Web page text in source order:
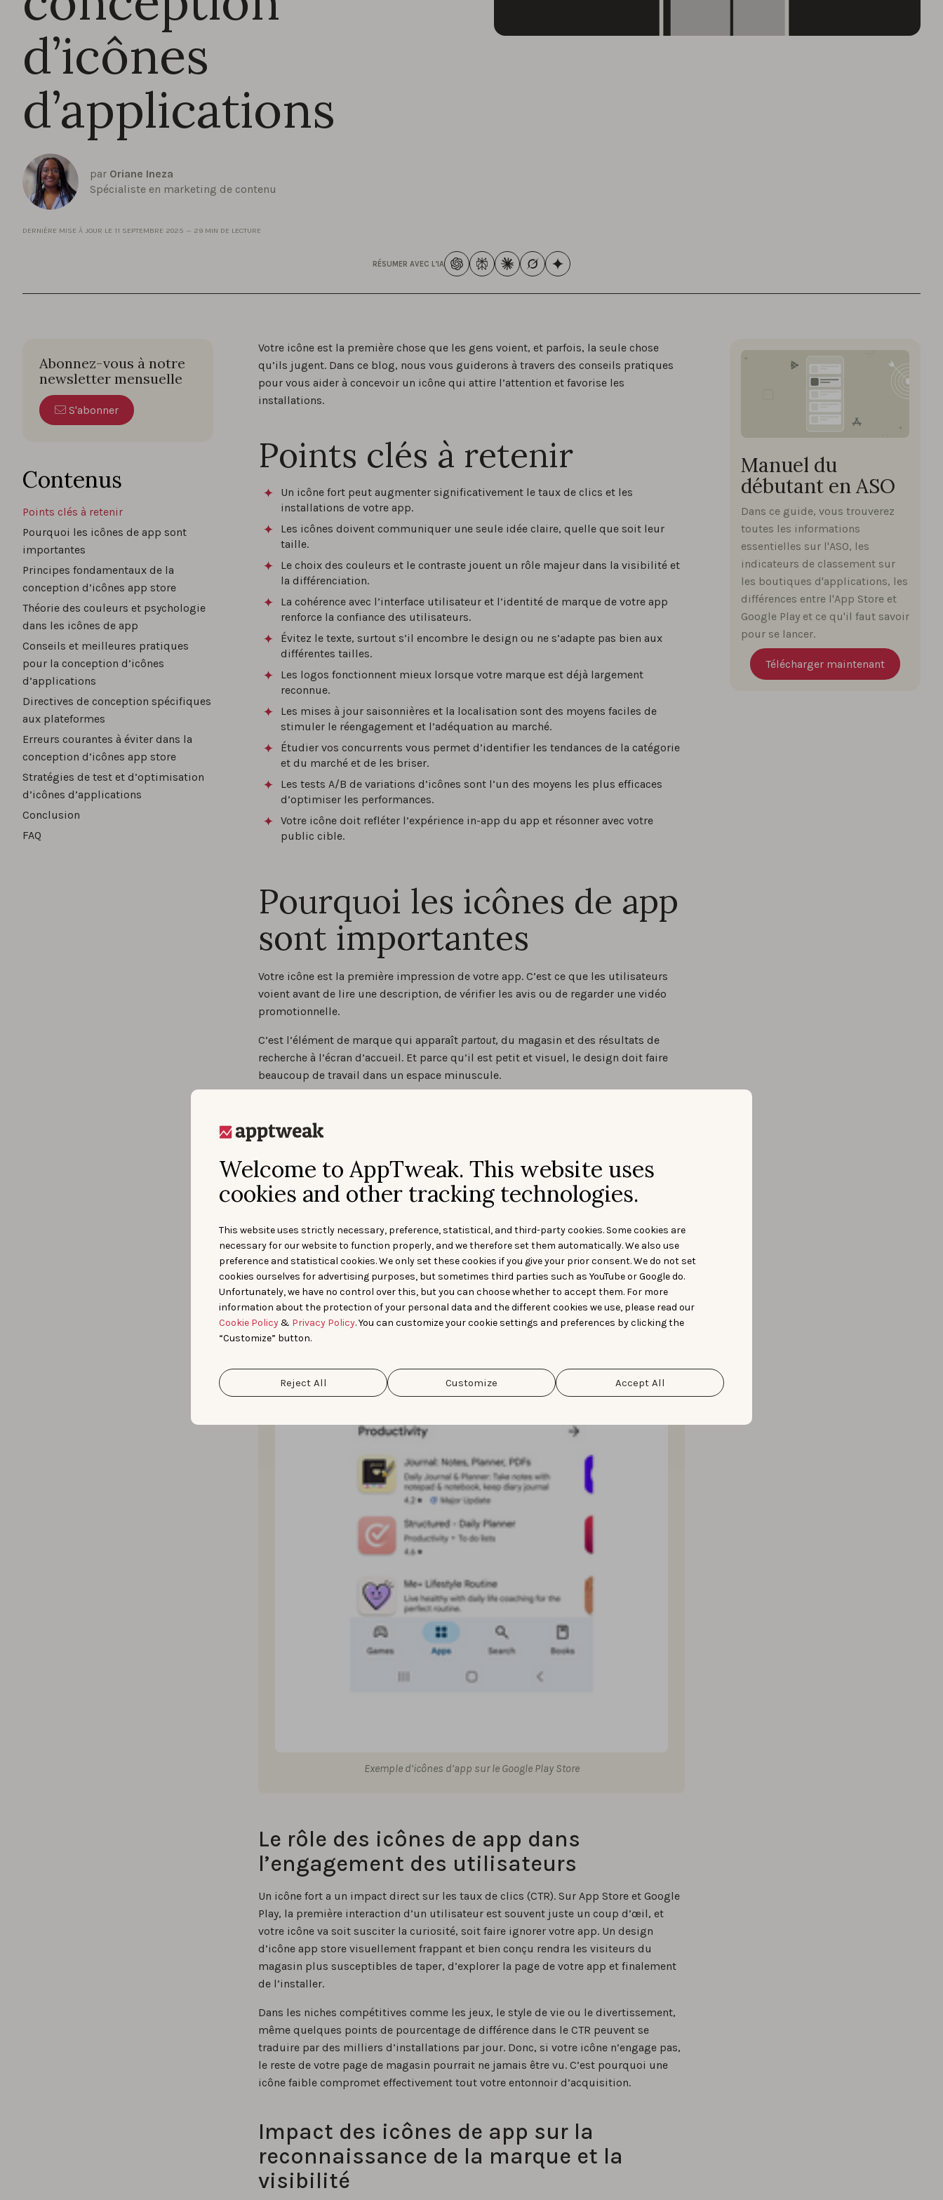
Welcome to AppTweak. This website uses
cookies and other tracking technologies.
This website uses strictly necessary, preference, statistical, and third-party cookies. Some cookies are
necessary for our website to function properly, and we therefore set them automatically. We also use
preference and statistical cookies. We only set these cookies if you give your prior consent. We do not set
cookies ourselves for advertising purposes, but sometimes third parties such as YouTube or Google do.
Unfortunately, we have no control over this, but you can choose whether to accept them. For more
information about the protection of your personal data and the different cookies we use, please read our
Cookie Policy& Privacy Policy. You can customize your cookie settings and preferences by clicking the
“Customize” button.
Reject All Customize Accept All
d’icônes
d’applications
par Oriane Ineza
Spécialiste en marketing de contenu
DERNIÈRE MISE À JOUR LE 11 SEPTEMBRE 2025 — 29 MIN DE LECTURE
RÉSUMER AVEC L’IA
Abonnez-vous à notre
newsletter mensuelle
S'abonner
Contenus
Points clés à retenir
Pourquoi les icônes de app sont
importantes
Principes fondamentaux de la
conception d’icônes app store
Théorie des couleurs et psychologie
dans les icônes de app
Conseils et meilleures pratiques
pour la conception d’icônes
d’applications
Directives de conception spécifiques
aux plateformes
Erreurs courantes à éviter dans la
conception d’icônes app store
Stratégies de test et d’optimisation
d’icônes d’applications
Conclusion
FAQ
Votre icône est la première chose que les gens voient, et parfois, la seule chose
qu’ils jugent. Dans ce blog, nous vous guiderons à travers des conseils pratiques
pour vous aider à concevoir un icône qui attire l’attention et favorise les
installations.
Points clés à retenir
Un icône fort peut augmenter significativement le taux de clics et les
installations de votre app.
Les icônes doivent communiquer une seule idée claire, quelle que soit leur
taille.
Le choix des couleurs et le contraste jouent un rôle majeur dans la visibilité et
la différenciation.
La cohérence avec l’interface utilisateur et l’identité de marque de votre app
renforce la confiance des utilisateurs.
Évitez le texte, surtout s’il encombre le design ou ne s’adapte pas bien aux
différentes tailles.
Les logos fonctionnent mieux lorsque votre marque est déjà largement
reconnue.
Les mises à jour saisonnières et la localisation sont des moyens faciles de
stimuler le réengagement et l’adéquation au marché.
Étudier vos concurrents vous permet d’identifier les tendances de la catégorie
et du marché et de les briser.
Les tests A/B de variations d’icônes sont l’un des moyens les plus efficaces
d’optimiser les performances.
Votre icône doit refléter l’expérience in-app du app et résonner avec votre
public cible.
Pourquoi les icônes de app
sont importantes
Votre icône est la première impression de votre app. C’est ce que les utilisateurs
voient avant de lire une description, de vérifier les avis ou de regarder une vidéo
promotionnelle.
C’est l’élément de marque qui apparaît partout, du magasin et des résultats de
recherche à l’écran d’accueil. Et parce qu’il est petit et visuel, le design doit faire
beaucoup de travail dans un espace minuscule.
Exemple d’icônes d’app sur le Google Play Store
Le rôle des icônes de app dans
l’engagement des utilisateurs
Un icône fort a un impact direct sur les taux de clics (CTR). Sur App Store et Google
Play, la première interaction d’un utilisateur est souvent juste un coup d’œil, et
votre icône va soit susciter la curiosité, soit faire ignorer votre app. Un design
d’icône app store visuellement frappant et bien conçu rendra les visiteurs du
magasin plus susceptibles de taper, d’explorer la page de votre app et finalement
de l’installer.
Dans les niches compétitives comme les jeux, le style de vie ou le divertissement,
même quelques points de pourcentage de différence dans le CTR peuvent se
traduire par des milliers d’installations par jour. Donc, si votre icône n’engage pas,
le reste de votre page de magasin pourrait ne jamais être vu. C’est pourquoi une
icône faible compromet effectivement tout votre entonnoir d’acquisition.
Impact des icônes de app sur la
reconnaissance de la marque et la
visibilité
Manuel du
débutant en ASO
Dans ce guide, vous trouverez
toutes les informations
essentielles sur l'ASO, les
indicateurs de classement sur
les boutiques d'applications, les
différences entre l'App Store et
Google Play et ce qu'il faut savoir
pour se lancer.
Télécharger maintenant